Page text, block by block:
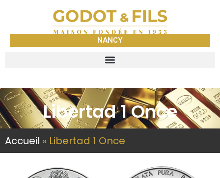
NANCY
Libertad 1 Once
Accueil » Libertad 1 Once